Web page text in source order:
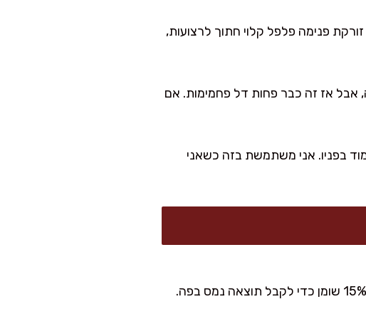
פנימה פלפל קלוי חתוך לרצועות,
או 2 כפות שיבולת שועל דקה, אבל אז זה כבר פחות דל פחמימות. אם
בפניו. אני משתמשת בזה כשאני